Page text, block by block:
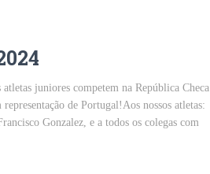
juniores competem na República Checa
de Portugal!Aos nossos atletas:
Gonzalez, e a todos os colegas com